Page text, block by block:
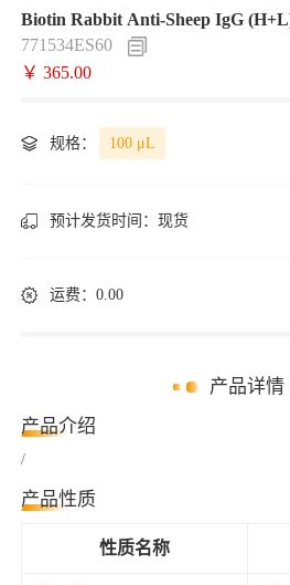
Biotin Rabbit Anti-Sheep IgG
771534ES60
￥ 365.00
规格： 100 μL
预计发货时间： 现货
运费：0.00
产品详情
产品介绍
/
产品性质
性质名称